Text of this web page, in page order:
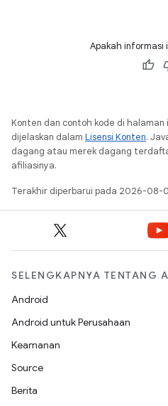
Apakah informasi
Konten dan contoh kode di halaman
dijelaskan dalam Lisensi Konten.
dagang atau merek dagang
afiliasinya.
Terakhir diperbarui pada 2026-08-
SELENGKAPNYA TENTANG
Android
Android untuk Perusahaan
Keamanan
Source
Berita